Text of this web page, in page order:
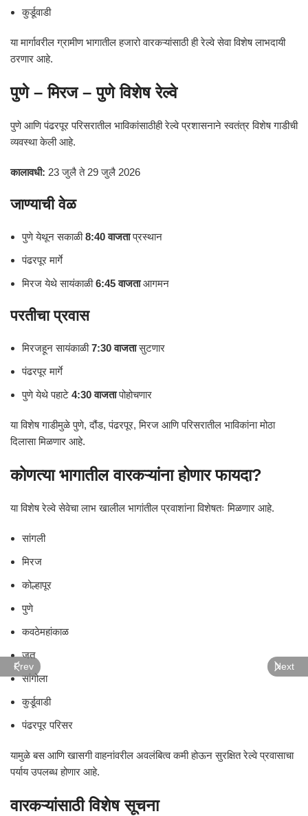
कुर्डूवाडी
या मार्गावरील ग्रामीण भागातील हजारो वारकऱ्यांसाठी ही रेल्वे सेवा विशेष लाभदायी
ठरणार आहे.
पुणे – मिरज – पुणे विशेष रेल्वे
पुणे आणि पंढरपूर परिसरातील भाविकांसाठीही रेल्वे प्रशासनाने स्वतंत्र विशेष गाडीची
व्यवस्था केली आहे.
कालावधी: 23 जुलै ते 29 जुलै 2026
जाण्याची वेळ
पुणे येथून सकाळी8:40 वाजताप्रस्थान
पंढरपूर मार्गे
मिरज येथे सायंकाळी6:45 वाजताआगमन
परतीचा प्रवास
मिरजहून सायंकाळी7:30 वाजतासुटणार
पंढरपूर मार्गे
पुणे येथे पहाटे 4:30 वाजतापोहोचणार
या विशेष गाडीमुळे पुणे, दौंड, पंढरपूर, मिरज आणि परिसरातील भाविकांना मोठा
दिलासा मिळणार आहे.
कोणत्या भागातील वारकऱ्यांना होणार फायदा?
या विशेष रेल्वे सेवेचा लाभ खालील भागांतील प्रवाशांना विशेषतः मिळणार आहे.
सांगली
मिरज
कोल्हापूर
पुणे
कवठेमहांकाळ
जत
सांगोला
कुर्डूवाडी
पंढरपूर परिसर
यामुळे बस आणि खासगी वाहनांवरील अवलंबित्व कमी होऊन सुरक्षित रेल्वे प्रवासाचा
पर्याय उपलब्ध होणार आहे.
वारकऱ्यांसाठी विशेष सूचना
Prev Next